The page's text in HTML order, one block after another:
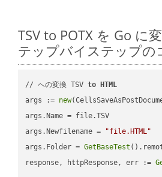
TSV to POTX を Go に
テップバイステップの
// への変換 TSV to
HTML
args := new
args.Name = file.TSV
args.Newfilename =
"file.HTML"
args.Folder = GetBaseTest
response, httpResponse, err :=